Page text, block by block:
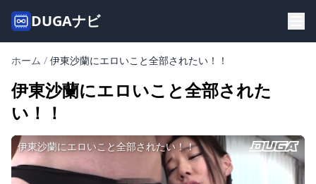
DUGAナビ
ホーム / 伊東沙蘭にエロいこと全部されたい！！
伊東沙蘭にエロいこと全部された
い！！